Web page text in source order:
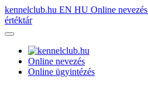
kennelclub.hu EN HU Online nevezés
értéktár
Online nevezés
Online ügyintézés